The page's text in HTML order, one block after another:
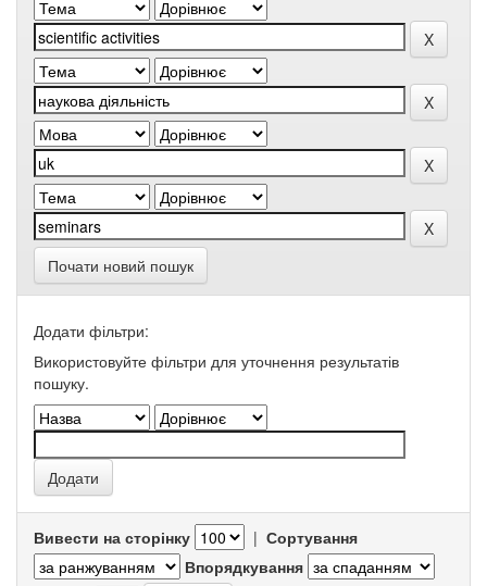
Почати новий пошук
Додати фільтри:
Використовуйте фільтри для уточнення результатів
пошуку.
Вивести на сторінку | Сортування
Впорядкування